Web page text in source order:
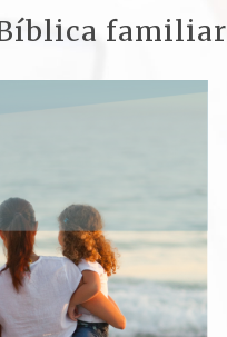
familiar